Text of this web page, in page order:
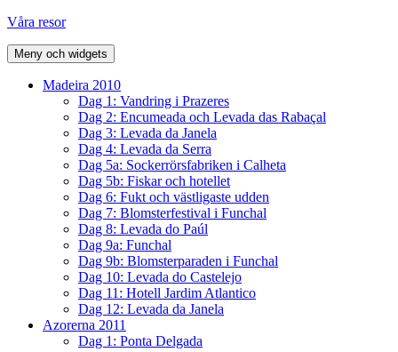
Hoppa
innehåll
Våra resor
Meny och widgets
Madeira 2010
Dag 1: Vandring i Prazeres
Dag 2: Encumeada och Levada das Rabaçal
Dag 3: Levada da Janela
Dag 4: Levada da Serra
Dag 5a: Sockerrörsfabriken i Calheta
Dag 5b: Fiskar och hotellet
Dag 6: Fukt och västligaste udden
Dag 7: Blomsterfestival i Funchal
Dag 8: Levada do Paúl
Dag 9a: Funchal
Dag 9b: Blomsterparaden i Funchal
Dag 10: Levada do Castelejo
Dag 11: Hotell Jardim Atlantico
Dag 12: Levada da Janela
Azorerna 2011
Dag 1: Ponta Delgada